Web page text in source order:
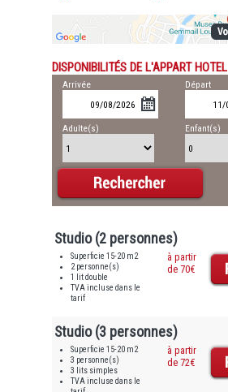
DISPONIBILITÉS DE L'APPART HOTEL
Arrivée Départ
Adulte(s) Enfant(s)
Studio (2 personnes)
Superficie 15-20 m2
2 personne(s)
1 lit double
TVA incluse dans le
tarif
à partir
de 70€
Studio (3 personnes)
Superficie 15-20 m2
3 personne(s)
3 lits simples
TVA incluse dans le
à partir
de 72€